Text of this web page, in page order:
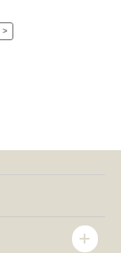
>